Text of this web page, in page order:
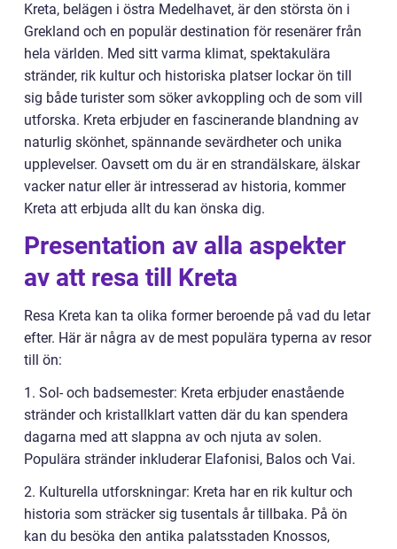
Kreta, belägen i östra Medelhavet, är den största ön i
Grekland och en populär destination för resenärer från
hela världen. Med sitt varma klimat, spektakulära
stränder, rik kultur och historiska platser lockar ön till
sig både turister som söker avkoppling och de som vill
utforska. Kreta erbjuder en fascinerande blandning av
naturlig skönhet, spännande sevärdheter och unika
upplevelser. Oavsett om du är en strandälskare, älskar
vacker natur eller är intresserad av historia, kommer
Kreta att erbjuda allt du kan önska dig.
Presentation av alla aspekter
av att resa till Kreta
Resa Kreta kan ta olika former beroende på vad du letar
efter. Här är några av de mest populära typerna av resor
till ön:
1. Sol- och badsemester: Kreta erbjuder enastående
stränder och kristallklart vatten där du kan spendera
dagarna med att slappna av och njuta av solen.
Populära stränder inkluderar Elafonisi, Balos och Vai.
2. Kulturella utforskningar: Kreta har en rik kultur och
historia som sträcker sig tusentals år tillbaka. På ön
kan du besöka den antika palatsstaden Knossos,